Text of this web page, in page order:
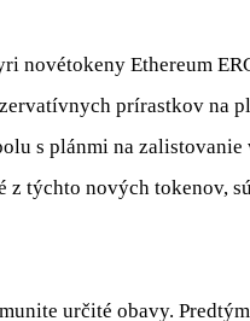
novétokeny Ethereum
prírastkov na
s plánmi na
z týchto nových tokenov,
určité obavy.